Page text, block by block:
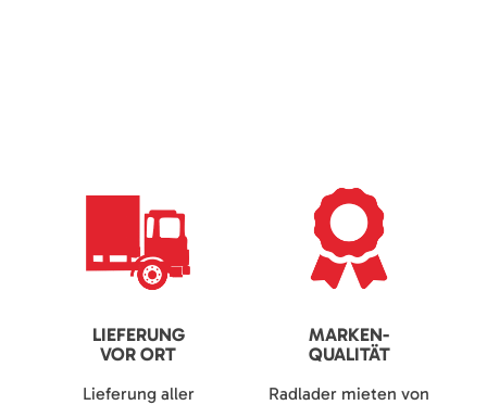
LIEFERUNG
VOR ORT
Lieferung aller
MARKEN-
QUALITÄT
Radlader mieten von